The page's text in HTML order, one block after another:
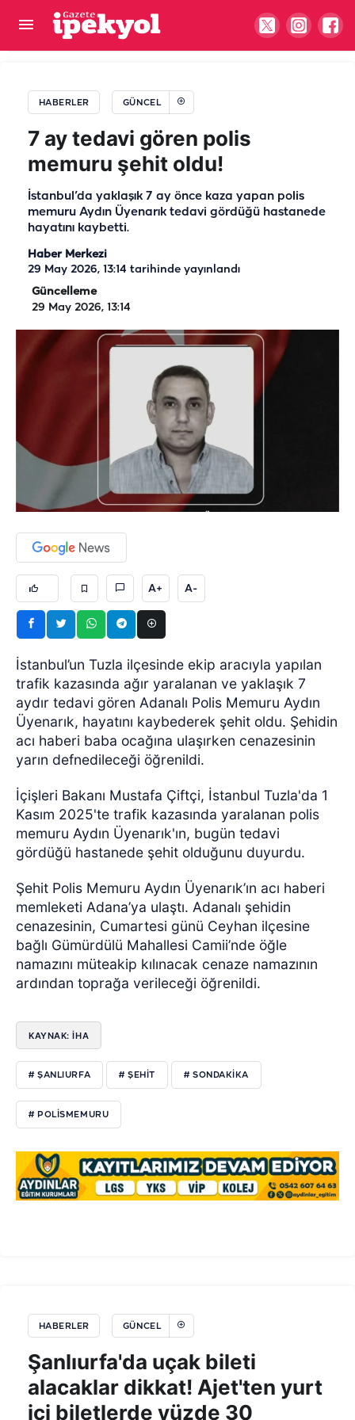
HABERLER GÜNCEL
7 ay tedavi gören polis
memuru şehit oldu!
İstanbul’da yaklaşık 7 ay önce kaza yapan polis
memuru Aydın Üyenarık tedavi gördüğü hastanede
hayatını kaybetti.
Haber Merkezi
29 May 2026, 13:14 tarihinde yayınlandı
Güncelleme
29 May 2026, 13:14
A+ A-
İstanbul’un Tuzla ilçesinde ekip aracıyla yapılan
trafik kazasında ağır yaralanan ve yaklaşık 7
aydır tedavi gören Adanalı Polis Memuru Aydın
Üyenarık, hayatını kaybederek şehit oldu. Şehidin
acı haberi baba ocağına ulaşırken cenazesinin
yarın defnedileceği öğrenildi.
İçişleri Bakanı Mustafa Çiftçi, İstanbul Tuzla'da 1
Kasım 2025'te trafik kazasında yaralanan polis
memuru Aydın Üyenarık'ın, bugün tedavi
gördüğü hastanede şehit olduğunu duyurdu.
Şehit Polis Memuru Aydın Üyenarık’ın acı haberi
memleketi Adana’ya ulaştı. Adanalı şehidin
cenazesinin, Cumartesi günü Ceyhan ilçesine
bağlı Gümürdülü Mahallesi Camii’nde öğle
namazını müteakip kılınacak cenaze namazının
ardından toprağa verileceği öğrenildi.
KAYNAK: İHA
# ŞANLIURFA # ŞEHIT # SONDAKIKA
# POLISMEMURU
HABERLER GÜNCEL
Şanlıurfa'da uçak bileti
alacaklar dikkat! Ajet'ten yurt
içi biletlerde yüzde 30
Şanlıurfa'da uçak bileti alacaklar dikkat! Ajet'ten